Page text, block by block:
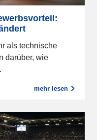
als technische
darüber, wie
mehr lesen